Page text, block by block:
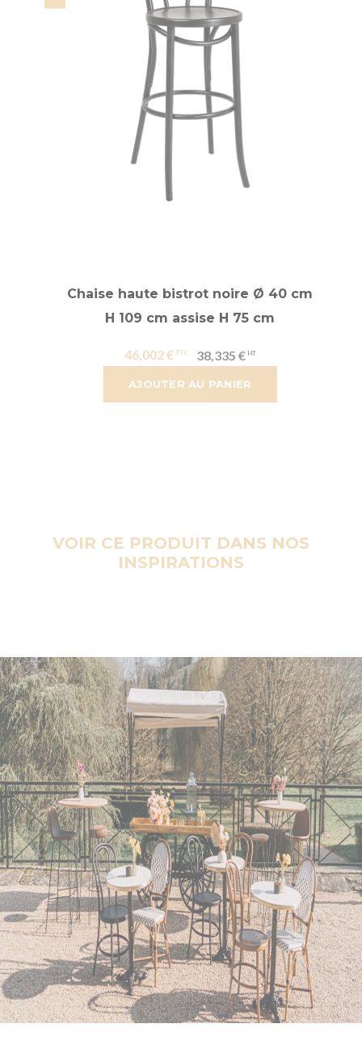
AJOUTER AU PANIER
Chaise haute bistrot noire Ø 40 cm
H 109 cm assise H 75 cm
46,002 € 38,335 €
VOIR CE PRODUIT DANS NOS
INSPIRATIONS